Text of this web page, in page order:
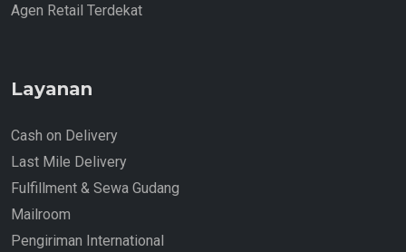
Agen Retail Terdekat
Layanan
Cash on Delivery
Last Mile Delivery
Fulfillment & Sewa Gudang
Mailroom
Pengiriman International